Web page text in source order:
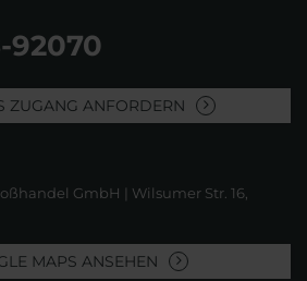
92070
ZUGANG ANFORDERN
GmbH | Wilsumer Str. 16,
MAPS ANSEHEN